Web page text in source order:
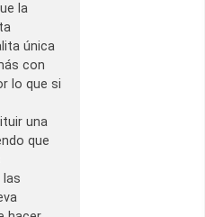
la
única
con
lo que si
una
que
las